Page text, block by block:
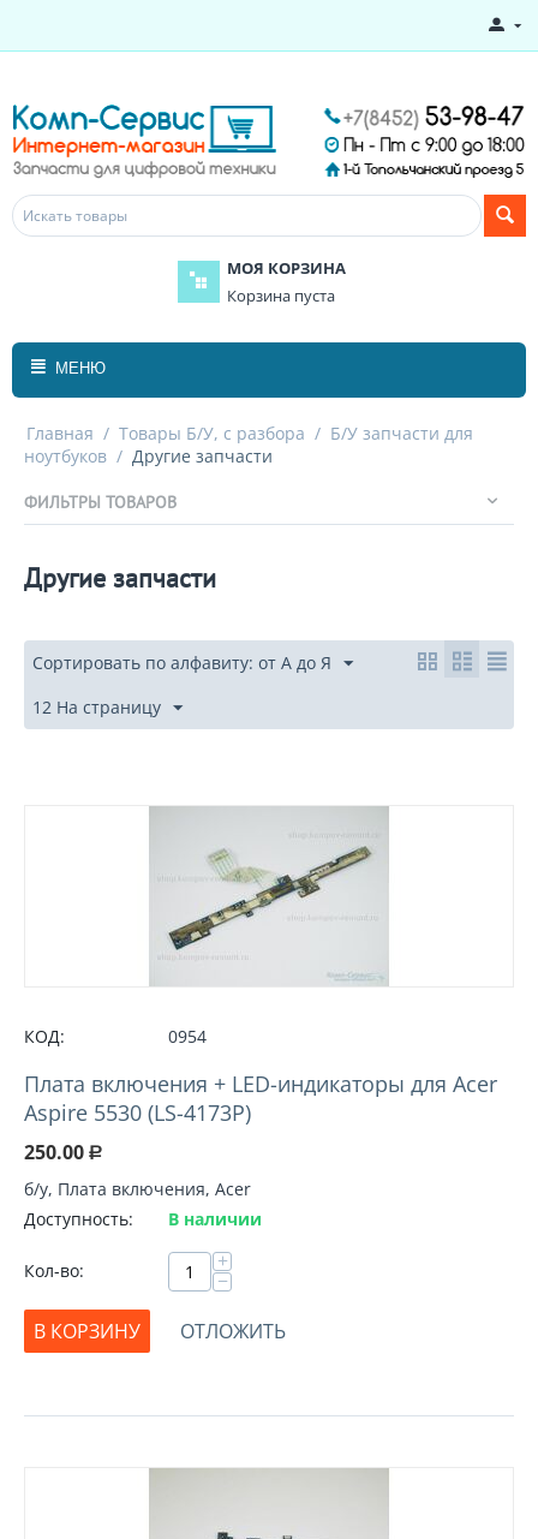
МОЯ КОРЗИНА
Корзина пуста
МЕНЮ
Главная / Товары Б/У, с разбора / Б/У запчасти для
ноутбуков / Другие запчасти
ФИЛЬТРЫ ТОВАРОВ
Другие запчасти
Сортировать по алфавиту: от А до Я
12 На страницу
КОД: 0954
Плата включения + LED-индикаторы для Acer
Aspire 5530 (LS-4173P)
250.00 Р
б/у, Плата включения, Acer
Доступность:
В наличии
Кол-во: +
−
В КОРЗИНУ
ОТЛОЖИТЬ